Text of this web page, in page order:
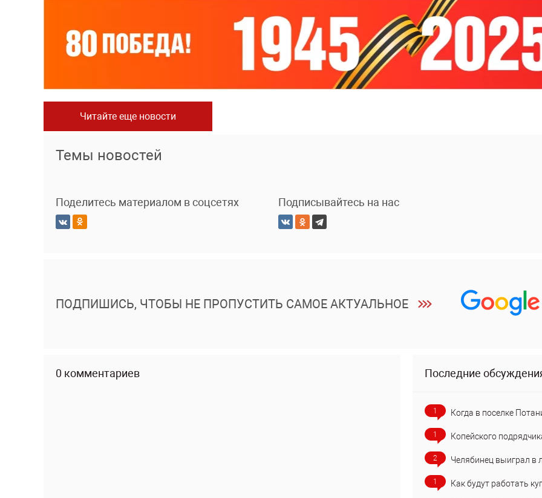
Читайте еще новости
Темы новостей
Поделитесь материалом в соцсетях Подписывайтесь на нас
ПОДПИШИСЬ, ЧТОБЫ НЕ ПРОПУСТИТЬ САМОЕ АКТУАЛЬНОЕ
0 комментариев Последние
1 Когда в поселке
1 Копейского
2 Челябинец выиграл в
1 Как будут работать